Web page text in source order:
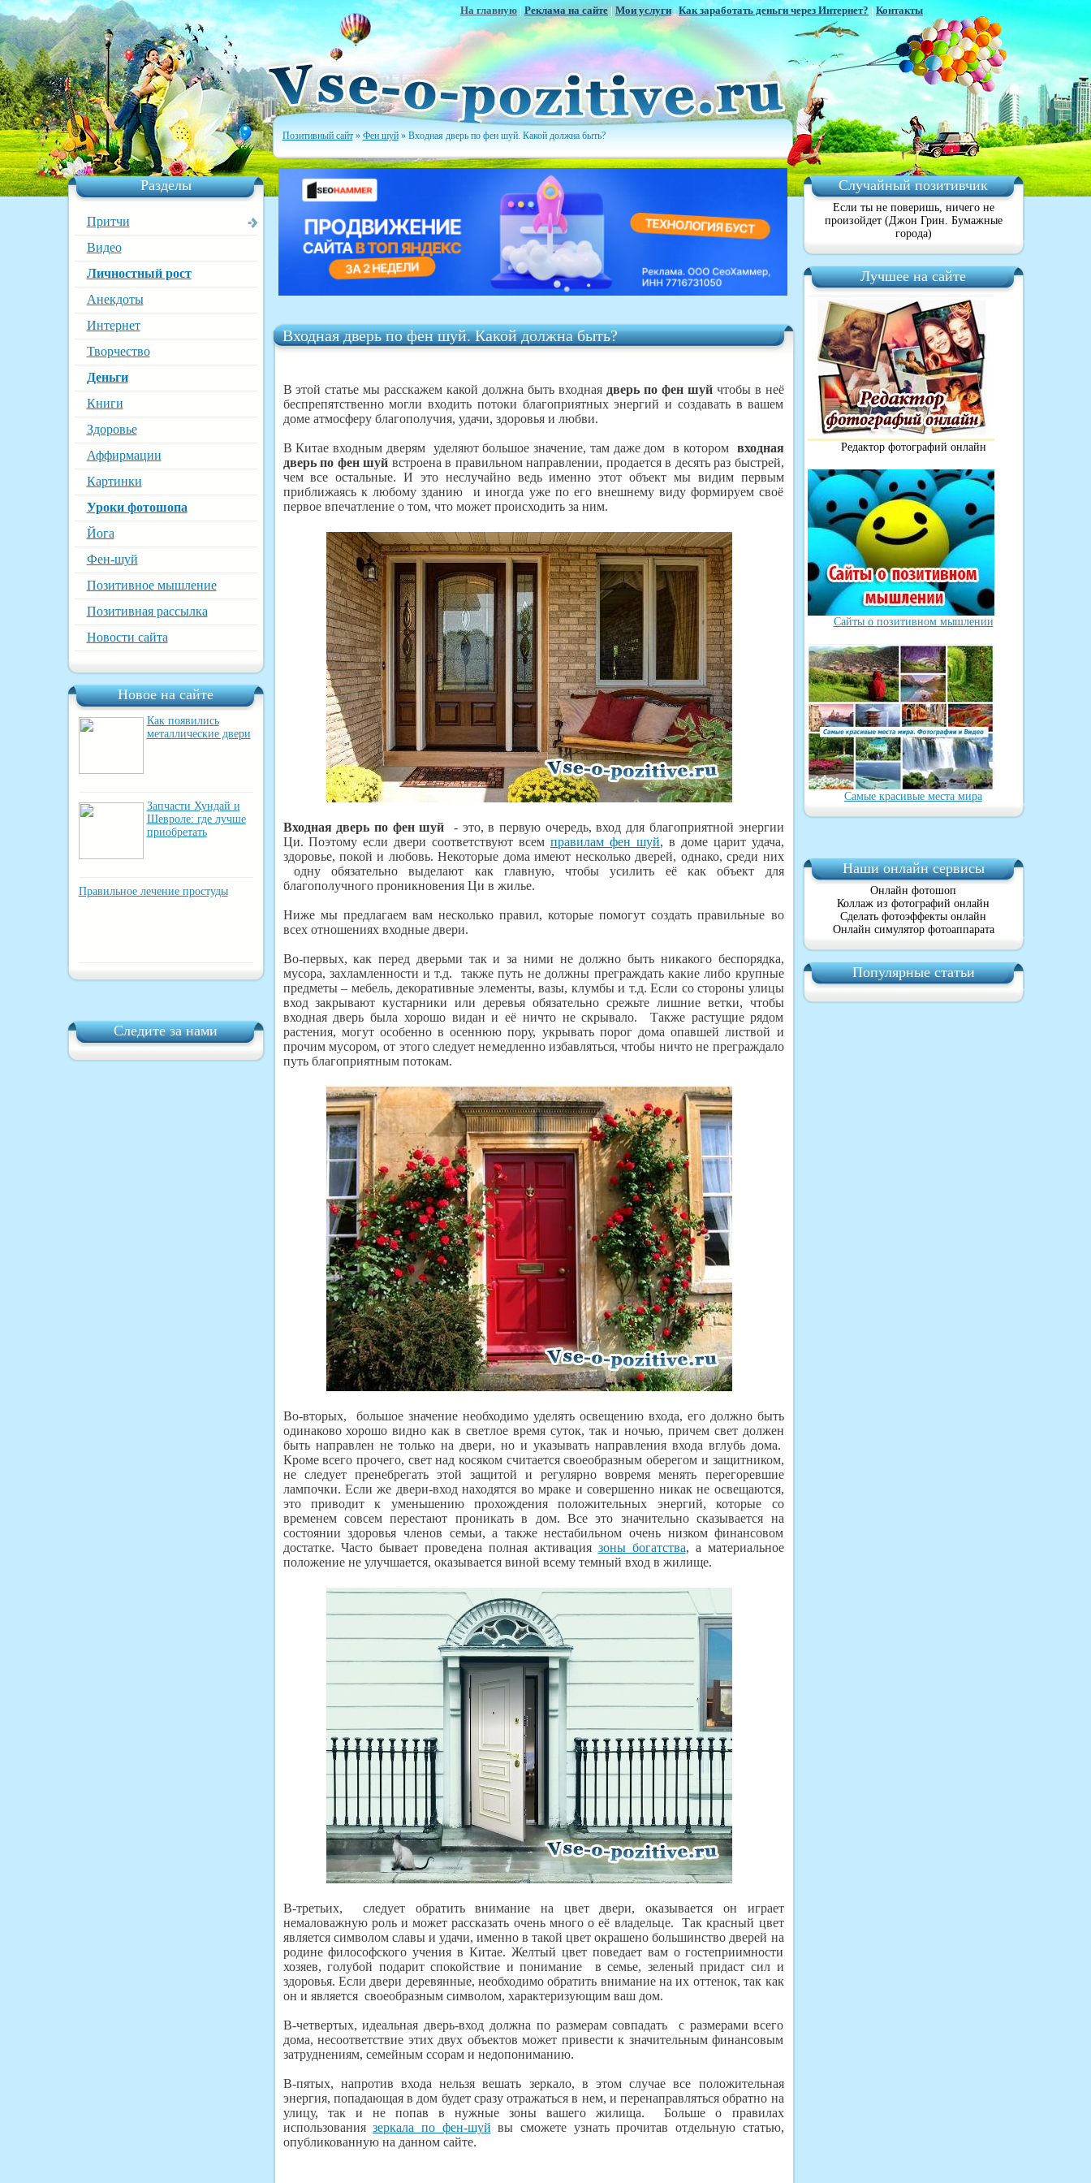
На главную |Реклама на сайте | Мои услуги|Как заработать деньги через Интернет?|Контакты
Разделы
Притчи
Видео
Личностный рост
Анекдоты
Интернет
Творчество
Деньги
Книги
Здоровье
Аффирмации
Картинки
Уроки фотошопа
Йога
Фен-шуй
Позитивное мышление
Позитивная рассылка
Новости сайта
Новое на сайте
Как появились
металлические двери
Запчасти Хундай и
Шевроле: где лучше
приобретать
Правильное лечение простуды
Следите за нами
Позитивный сайт» Фен шуй» Входная дверь по фен шуй. Какой должна быть?
Входная дверь по фен шуй. Какой должна быть?
В этой статье мы расскажем какой должна быть входная дверь по фен шуйчтобы в неё
беспрепятственно могли входить потоки благоприятных энергий и создавать в вашем
доме атмосферу благополучия, удачи, здоровья и любви.
В Китае входным дверям уделяют большое значение, там даже дом в котором входная
дверь по фен шуй встроена в правильном направлении, продается в десять раз быстрей,
чем все остальные. И это неслучайно ведь именно этот объект мы видим первым
приближаясь к любому зданию и иногда уже по его внешнему виду формируем своё
первое впечатление о том, что может происходить за ним.
Входная дверь по фен шуй
- это, в первую очередь, вход для благоприятной энергии
Ци. Поэтому если двери соответствуют всем правилам фен шуй, в доме царит удача,
здоровье, покой и любовь. Некоторые дома имеют несколько дверей, однако, среди них
одну обязательно выделают как главную, чтобы усилить её как объект для
благополучного проникновения Ци в жилье.
Ниже мы предлагаем вам несколько правил, которые помогут создать правильные во
всех отношениях входные двери.
Во-первых, как перед дверьми так и за ними не должно быть никакого беспорядка,
мусора, захламленности и т.д. также путь не должны преграждать какие либо крупные
предметы – мебель, декоративные элементы, вазы, клумбы и т.д. Если со стороны улицы
вход закрывают кустарники или деревья обязательно срежьте лишние ветки, чтобы
входная дверь была хорошо видан и её ничто не скрывало. Также растущие рядом
растения, могут особенно в осеннюю пору, укрывать порог дома опавшей листвой и
прочим мусором, от этого следует немедленно избавляться, чтобы ничто не преграждало
путь благоприятным потокам.
Во-вторых, большое значение необходимо уделять освещению входа, его должно быть
одинаково хорошо видно как в светлое время суток, так и ночью, причем свет должен
быть направлен не только на двери, но и указывать направления входа вглубь дома.
Кроме всего прочего, свет над косяком считается своеобразным оберегом и защитником,
не следует пренебрегать этой защитой и регулярно вовремя менять перегоревшие
лампочки. Если же двери-вход находятся во мраке и совершенно никак не освещаются,
это приводит к уменьшению прохождения положительных энергий, которые со
временем совсем перестают проникать в дом. Все это значительно сказывается на
состоянии здоровья членов семьи, а также нестабильном очень низком финансовом
достатке. Часто бывает проведена полная активация зоны богатства, а материальное
положение не улучшается, оказывается виной всему темный вход в жилище.
В-третьих, следует обратить внимание на цвет двери, оказывается он играет
немаловажную роль и может рассказать очень много о её владельце. Так красный цвет
является символом славы и удачи, именно в такой цвет окрашено большинство дверей на
родине философского учения в Китае. Желтый цвет поведает вам о гостеприимности
хозяев, голубой подарит спокойствие и понимание в семье, зеленый придаст сил и
здоровья. Если двери деревянные, необходимо обратить внимание на их оттенок, так как
он и является своеобразным символом, характеризующим ваш дом.
В-четвертых, идеальная дверь-вход должна по размерам совпадать с размерами всего
дома, несоответствие этих двух объектов может привести к значительным финансовым
затруднениям, семейным ссорам и недопониманию.
В-пятых, напротив входа нельзя вешать зеркало, в этом случае все положительная
энергия, попадающая в дом будет сразу отражаться в нем, и перенаправляться обратно на
улицу, так и не попав в нужные зоны вашего жилища. Больше о правилах
использованиязеркала по фен-шуй вы сможете узнать прочитав отдельную статью,
опубликованную на данном сайте.
Случайный позитивчик
Если ты не поверишь, ничего не
произойдет (Джон Грин. Бумажные
города)
Лучшее на сайте
Редактор фотографий онлайн
Сайты о позитивном мышлении
Самые красивые места мира
Наши онлайн сервисы
Онлайн фотошоп
Коллаж из фотографий онлайн
Сделать фотоэффекты онлайн
Онлайн симулятор фотоаппарата
Популярные статьи